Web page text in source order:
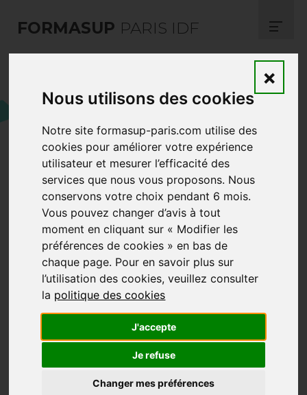
Nous utilisons des cookies
Notre site formasup-paris.com utilise des
cookies pour améliorer votre expérience
utilisateur et mesurer l’efficacité des
services que nous vous proposons. Nous
conservons votre choix pendant 6 mois.
Vous pouvez changer d’avis à tout
moment en cliquant sur « Modifier les
préférences de cookies » en bas de
chaque page. Pour en savoir plus sur
l’utilisation des cookies, veuillez consulter
la politique des cookies
J'accepte
Je refuse
Changer mes préférences
×
FORMASUP PARIS IDF
Participez à la 12ème
édition de la Semaine de
l’Industrie du 13 novembre
au 15 décembre 2023